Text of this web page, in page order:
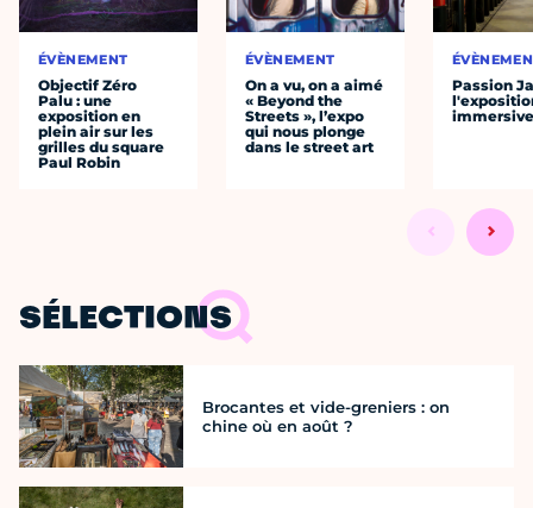
ÉVÈNEMENT
Objectif Zéro
Palu : une
exposition en
plein air sur les
grilles du square
Paul Robin
ÉVÈNEMENT
On a vu, on a aimé
« Beyond the
Streets », l’expo
qui nous plonge
dans le street art
Passion
SÉLECTIONS
Brocantes et vide-greniers : on
chine où en août ?